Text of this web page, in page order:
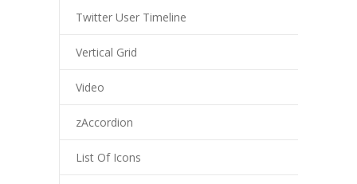
Twitter User Timeline
Vertical Grid
Video
zAccordion
List Of Icons